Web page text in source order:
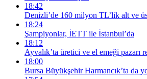
18:42
Denizli’de 160 milyon TL’lik alt ve
18:24
Şampiyonlar, İETT ile İstanbul’da
18:12
Ayvalık’ta üretici ve el emeği pazarı
18:00
Bursa Büyükşehir Harmancık’ta da